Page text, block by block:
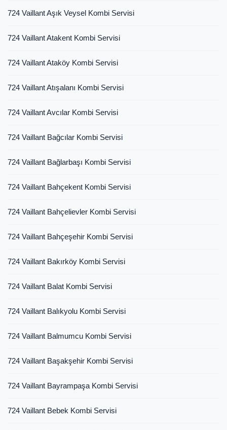
724 Vaillant Aşık Veysel Kombi Servisi
724 Vaillant Atakent Kombi Servisi
724 Vaillant Ataköy Kombi Servisi
724 Vaillant Atışalanı Kombi Servisi
724 Vaillant Avcılar Kombi Servisi
724 Vaillant Bağcılar Kombi Servisi
724 Vaillant Bağlarbaşı Kombi Servisi
724 Vaillant Bahçekent Kombi Servisi
724 Vaillant Bahçelievler Kombi Servisi
724 Vaillant Bahçeşehir Kombi Servisi
724 Vaillant Bakırköy Kombi Servisi
724 Vaillant Balat Kombi Servisi
724 Vaillant Balıkyolu Kombi Servisi
724 Vaillant Balmumcu Kombi Servisi
724 Vaillant Başakşehir Kombi Servisi
724 Vaillant Bayrampaşa Kombi Servisi
724 Vaillant Bebek Kombi Servisi